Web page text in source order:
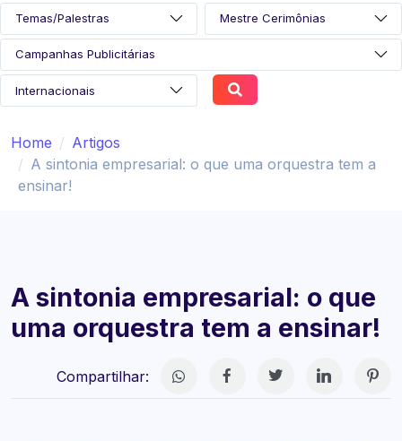
Home
Artigos
A sintonia empresarial: o que uma orquestra tem a
ensinar!
A sintonia empresarial: o que
uma orquestra tem a ensinar!
Compartilhar: